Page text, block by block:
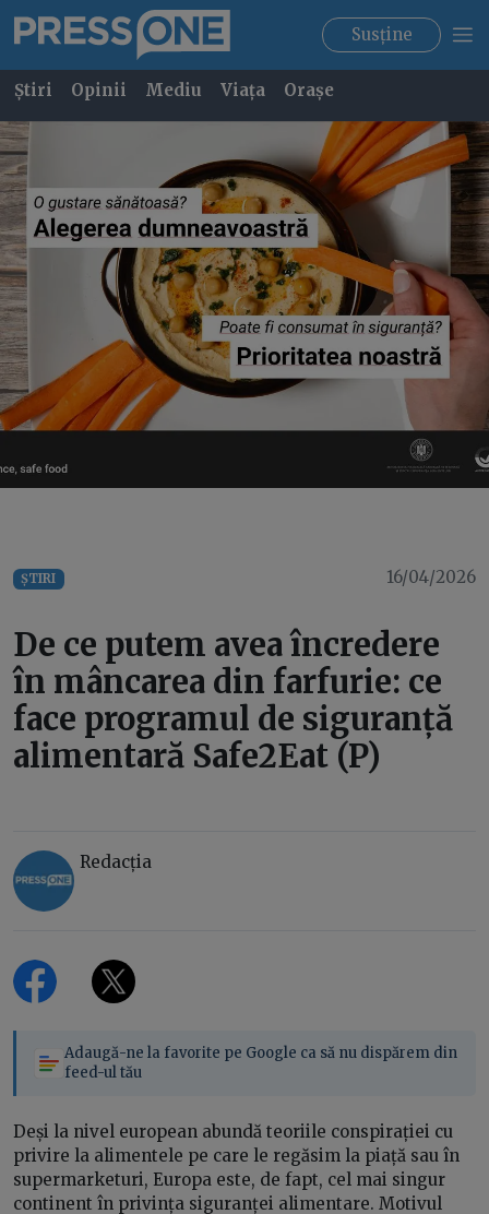
Susține
Știri Opinii Mediu Viața Orașe
ȘTIRI 16/04/2026
De ce putem avea încredere
în mâncarea din farfurie: ce
face programul de siguranță
alimentară Safe2Eat (P)
Redacția
Adaugă-ne la favorite pe Google ca să nu dispărem din
feed-ul tău
Deși la nivel european abundă teoriile conspirației cu
privire la alimentele pe care le regăsim la piață sau în
supermarketuri, Europa este, de fapt, cel mai singur
continent în privința siguranței alimentare. Motivul